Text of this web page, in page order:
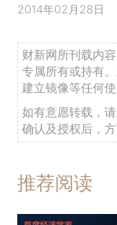
2014年02月28日
财新网所刊载内
专属所有或持有
建立镜像等任何使
如有意愿转载，
确认及授权后，方
推荐阅读